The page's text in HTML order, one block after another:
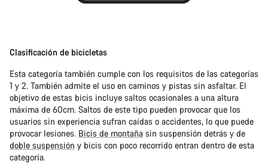
Clasificación de bicicletas
Esta categoría también cumple con los requisitos de las categorías
1 y 2. También admite el uso en caminos y pistas sin asfaltar. El
objetivo de estas bicis incluye saltos ocasionales a una altura
máxima de 60cm. Saltos de este tipo pueden provocar que los
usuarios sin experiencia sufran caídas o accidentes, lo que puede
provocar lesiones. Bicis de montaña sin suspensión detrás y de
doble suspensión y bicis con poco recorrido entran dentro de esta
categoría.